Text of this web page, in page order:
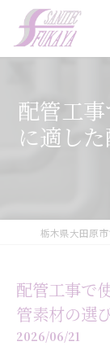
配管工
に適し
配管工事で
管素材の選
2026/06/21